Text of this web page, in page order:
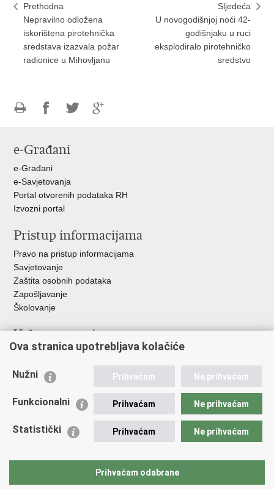
Prethodna
Nepravilno odložena
iskorištena pirotehnička
sredstava izazvala požar
radionice u Mihovljanu
Sljedeća
U novogodišnjoj noći 42-
godišnjaku u ruci
eksplodiralo pirotehničko
sredstvo
FacebookuTwitteru
e-Građani
e-Građani
e-Savjetovanja
Portal otvorenih podataka RH
Izvozni portal
Pristup informacijama
Pravo na pristup informacijama
Savjetovanje
Zaštita osobnih podataka
Zapošljavanje
Školovanje
Važne poveznice
Ministarstvo unutarnjih poslova
Udruge
Policijska akademija
Zaklada policijske solidarnosti
Vučetić"
Ova stranica upotrebljava kolačiće
Nužni Prihvaćam Ne prihvaćam
Funkcionalni Prihvaćam Ne prihvaćam
Statistički Prihvaćam Ne prihvaćam
Prihvaćam odabrane